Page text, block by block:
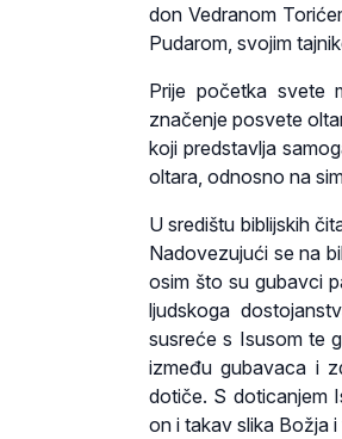
don Vedranom
Pudarom, svojim
Prije početka svete
značenje posvete
koji predstavlja
oltara, odnosno na
U središtu biblijskih
Nadovezujući se na
osim što su gubavci
ljudskoga
susreće s Isusom te
između gubavaca i
dotiče. S doticanjem
on i takav slika Božja